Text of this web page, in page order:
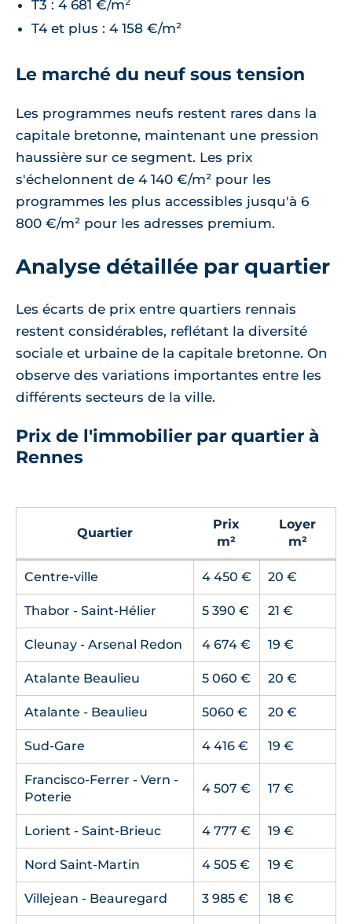
T3 : 4 681 €/m²
T4 et plus : 4 158 €/m²
Le marché du neuf sous tension
Les programmes neufs restent rares dans la
capitale bretonne, maintenant une pression
haussière sur ce segment. Les prix
s'échelonnent de 4 140 €/m² pour les
programmes les plus accessibles jusqu'à 6
800 €/m² pour les adresses premium.
Analyse détaillée par quartier
Les écarts de prix entre quartiers rennais
restent considérables, reflétant la diversité
sociale et urbaine de la capitale bretonne. On
observe des variations importantes entre les
différents secteurs de la ville.
Prix de l'immobilier par quartier à
Rennes
Quartier
Prix
m²
Loyer
m²
Centre-ville 4 450 € 20 €
Thabor - Saint-Hélier 5 390 € 21 €
Cleunay - Arsenal Redon 4 674 € 19 €
Atalante Beaulieu 5 060 € 20 €
Atalante - Beaulieu 5060 € 20 €
Sud-Gare 4 416 € 19 €
Francisco-Ferrer - Vern -
Poterie
4 507 € 17 €
Lorient - Saint-Brieuc 4 777 € 19 €
Nord Saint-Martin 4 505 € 19 €
Villejean - Beauregard 3 985 € 18 €